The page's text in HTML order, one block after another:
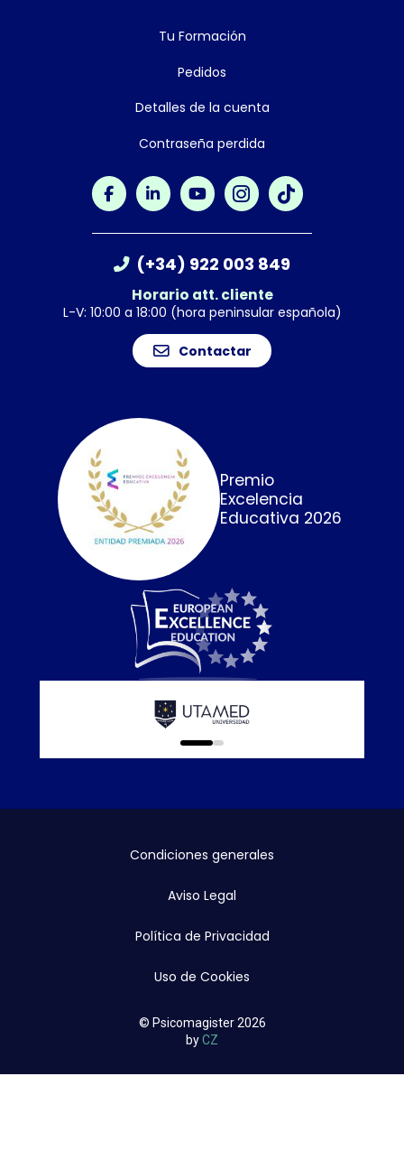
Tu Formación
Pedidos
Detalles de la cuenta
Contraseña perdida
(+34) 922 003 849
Horario att. cliente
L-V: 10:00 a 18:00 (hora peninsular española)
Contactar
Premio
Excelencia
Educativa 2026
0
1
Condiciones generales
Aviso Legal
Política de Privacidad
Uso de Cookies
© Psicomagister 2026
byCZ